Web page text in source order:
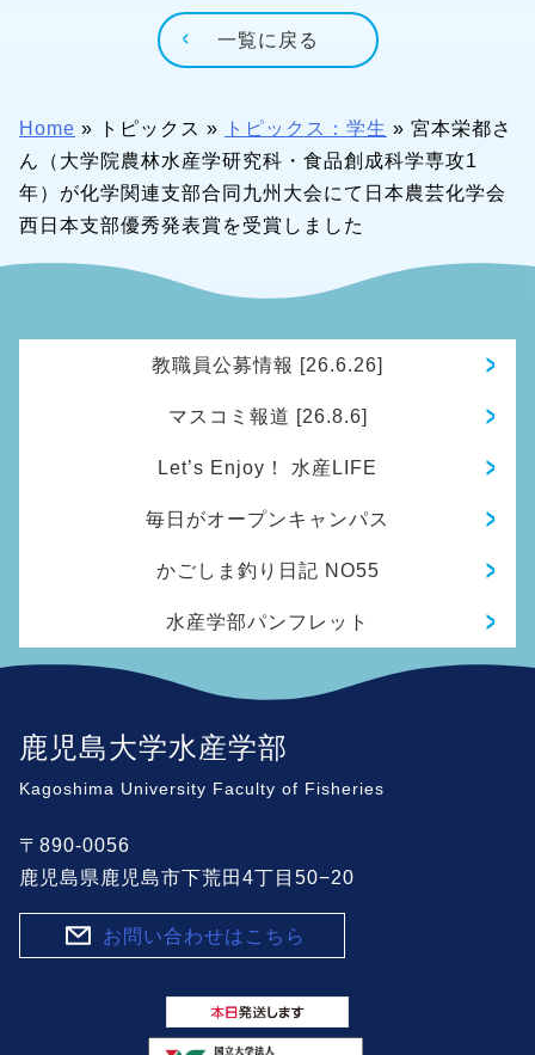
一覧に戻る
Home » トピックス » トピックス：学生 » 宮本栄都さ
ん（大学院農林水産学研究科・食品創成科学専攻1
年）が化学関連支部合同九州大会にて日本農芸化学会
西日本支部優秀発表賞を受賞しました
教職員公募情報 [26.6.26]
マスコミ報道 [26.8.6]
Let’s Enjoy！ 水産LIFE
毎日がオープンキャンパス
かごしま釣り日記 NO55
水産学部パンフレット
鹿児島大学水産学部
Kagoshima University Faculty of Fisheries
〒890-0056
鹿児島県鹿児島市下荒田4丁目50−20
お問い合わせはこちら